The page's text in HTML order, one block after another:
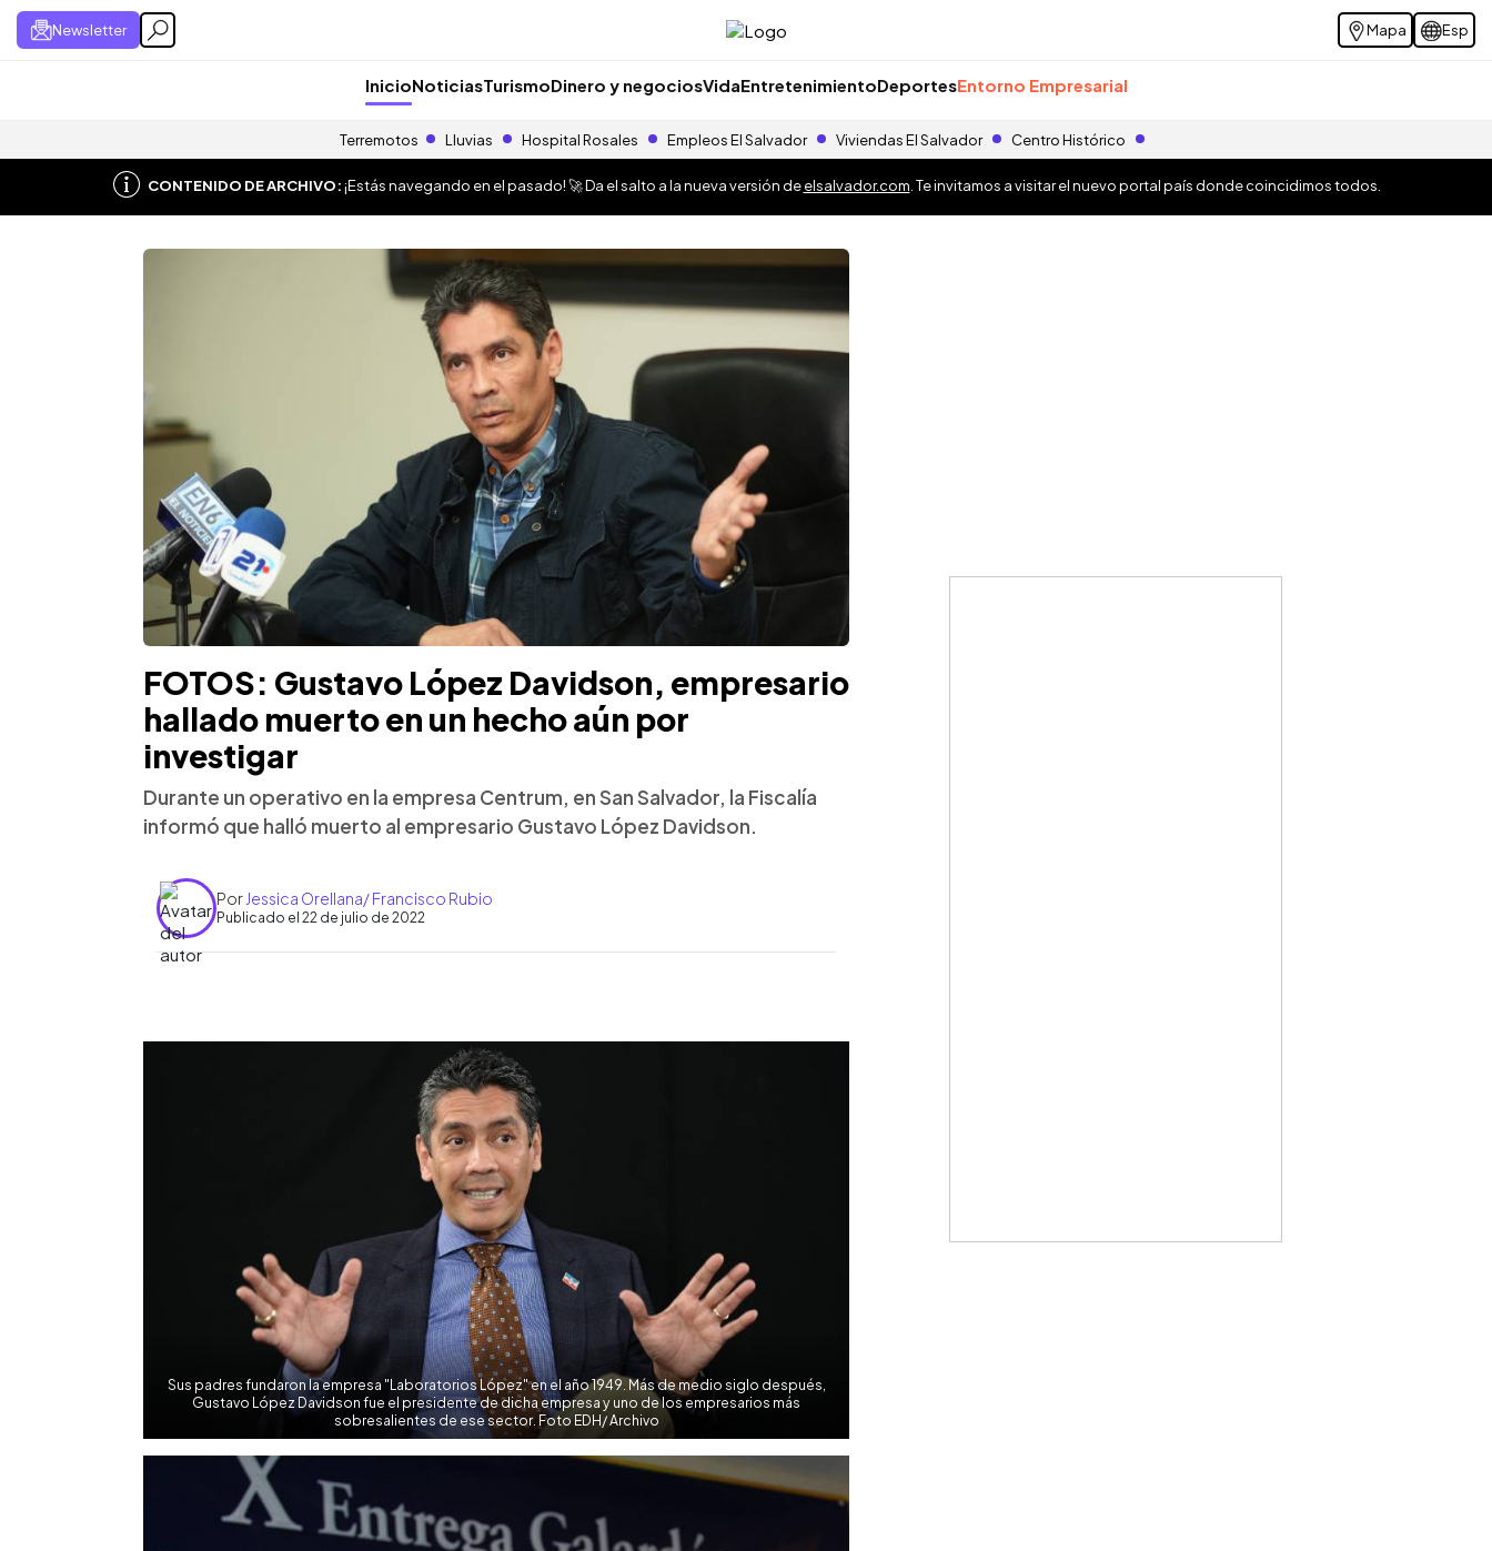
Newsletter Mapa Esp
InicioNoticiasTurismoDinero y negociosVidaEntretenimientoDeportesEntorno Empresarial
Terremotos Lluvias Hospital Rosales Empleos El Salvador Viviendas El Salvador Centro Histórico
CONTENIDO DE ARCHIVO:¡Estás navegando en el pasado! 🚀 Da el salto a la nueva versión deelsalvador.com . Te invitamos a visitar el nuevo portal país donde coincidimos todos.
FOTOS: Gustavo López Davidson, empresario
hallado muerto en un hecho aún por
investigar
Durante un operativo en la empresa Centrum, en San Salvador, la Fiscalía
informó que halló muerto al empresario Gustavo López Davidson.
Por Jessica Orellana/ Francisco Rubio
Publicado el 22 de julio de 2022
►
Sus padres fundaron la empresa "Laboratorios López" en el año 1949. Más de medio siglo después,
Gustavo López Davidson fue el presidente de dicha empresa y uno de los empresarios más
sobresalientes de ese sector. Foto EDH/ Archivo